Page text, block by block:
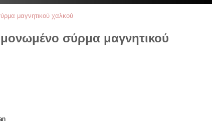
μαγνητικού χαλκού
σύρμα μαγνητικού